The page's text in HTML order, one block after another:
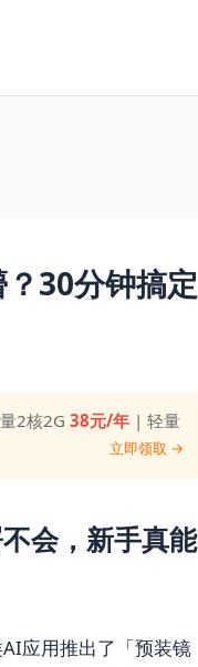
30分钟搞定
2核2G 38元/年| 轻量
立即领取 →
会，新手真能
应用推出了「预装镜